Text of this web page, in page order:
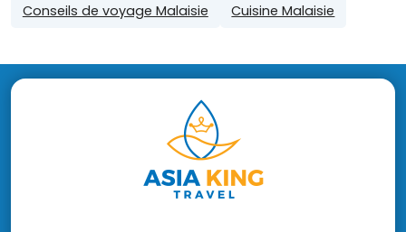
Conseils de voyage Malaisie Cuisine Malaisie